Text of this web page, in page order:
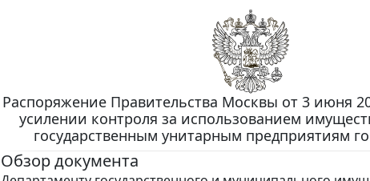
Распоряжение Правительства Москвы от 3 июня
усилении контроля за использованием
государственным унитарным предприятиям
Обзор документа